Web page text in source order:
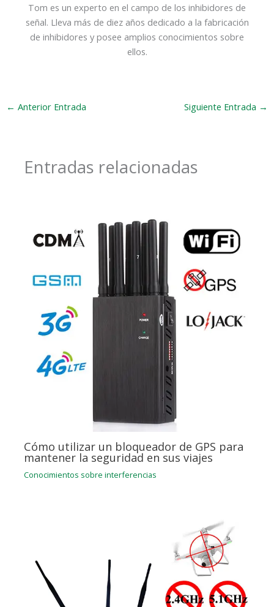
Tom es un experto en el campo de los inhibidores de
señal. Lleva más de diez años dedicado a la fabricación
de inhibidores y posee amplios conocimientos sobre
ellos.
← Anterior Entrada Siguiente Entrada →
Entradas relacionadas
Cómo utilizar un bloqueador de GPS para
mantener la seguridad en sus viajes
Conocimientos sobre interferencias